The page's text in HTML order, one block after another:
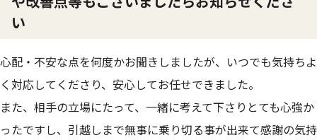
い
心配・不安な点を何度かお聞きしましたが、いつでも気持ちよ
く対応してくださり、安心してお任せできました。
また、相手の立場にたって、一緒に考えて下さりとても心強か
ったですし、引越しまで無事に乗り切る事が出来て感謝の気持